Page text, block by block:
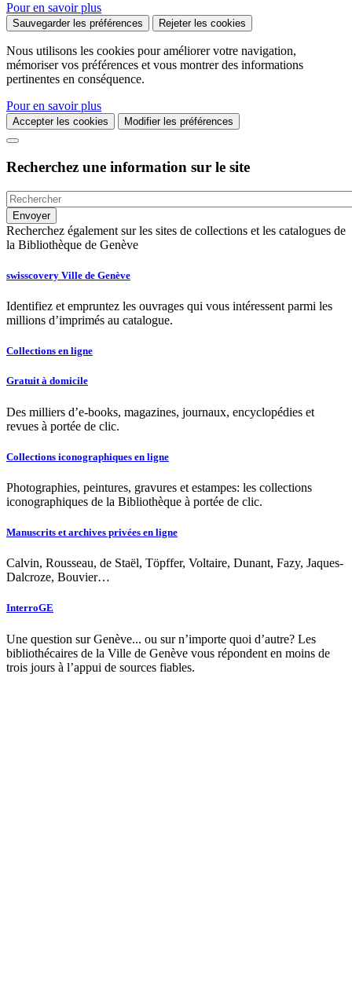
Pour en savoir plus
Sauvegarder les préférences Rejeter les cookies
Nous utilisons les cookies pour améliorer votre navigation,
mémoriser vos préférences et vous montrer des informations
pertinentes en conséquence.
Pour en savoir plus
Accepter les cookies Modifier les préférences
Recherchez une information sur le site
Recherchez également sur les sites de collections et les catalogues de
la Bibliothèque de Genève
swisscovery Ville de Genève
Identifiez et empruntez les ouvrages qui vous intéressent parmi les
millions d’imprimés au catalogue.
Collections en ligne
Gratuit à domicile
Des milliers d’e-books, magazines, journaux, encyclopédies et
revues à portée de clic.
Collections iconographiques en ligne
Photographies, peintures, gravures et estampes: les collections
iconographiques de la Bibliothèque à portée de clic.
Manuscrits et archives privées en ligne
Calvin, Rousseau, de Staël, Töpffer, Voltaire, Dunant, Fazy, Jaques-
Dalcroze, Bouvier…
InterroGE
Une question sur Genève... ou sur n’importe quoi d’autre? Les
bibliothécaires de la Ville de Genève vous répondent en moins de
trois jours à l’appui de sources fiables.